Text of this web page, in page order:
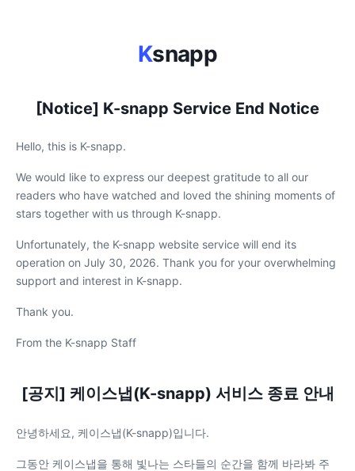
Ksnapp
[Notice] K-snapp Service End Notice
Hello, this is K-snapp.
We would like to express our deepest gratitude to all our
readers who have watched and loved the shining moments of
stars together with us through K-snapp.
Unfortunately, the K-snapp website service will end its
operation on July 30, 2026. Thank you for your overwhelming
support and interest in K-snapp.
Thank you.
From the K-snapp Staff
[공지] 케이스냅(K-snapp) 서비스 종료 안내
안녕하세요, 케이스냅(K-snapp)입니다.
그동안 케이스냅을 통해 빛나는 스타들의 순간을 함께 바라봐 주